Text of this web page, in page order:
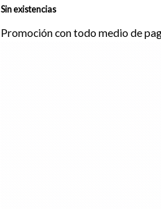
Sin existencias
Promoción con todo medio de